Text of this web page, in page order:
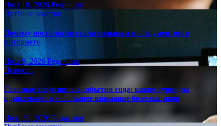
Июл 18, 2026 Редакция
Путёвые заметки
Почему ностальгия стала сильным инструментом в
интернете
Июл 9, 2026 Редакция
Новости
Главные спортивные события года: какие турниры
привлекают наибольшее внимание болельщиков
Июн 30, 2026 Редакция